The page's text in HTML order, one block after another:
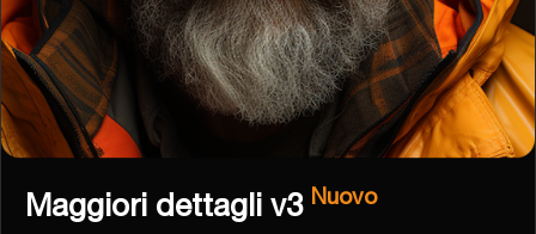
Maggiori dettagli v3 Nuovo